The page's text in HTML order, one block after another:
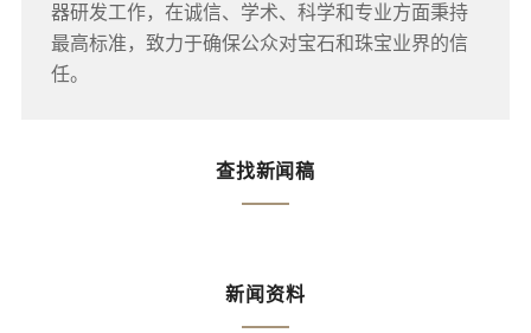
器研发工作，在诚信、学术、科学和专业方面秉持
最高标准，致力于确保公众对宝石和珠宝业界的信
任。
查找新闻稿
新闻资料